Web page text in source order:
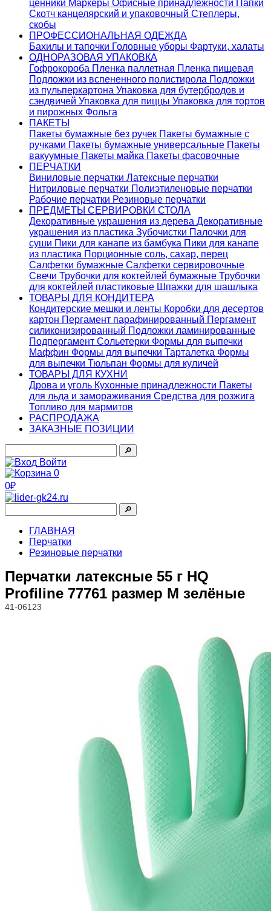
ценники Маркеры Офисные принадлежности Папки
Скотч канцелярский и упаковочный Степлеры,
скобы
ПРОФЕССИОНАЛЬНАЯ ОДЕЖДА
Бахилы и тапочки Головные уборы Фартуки, халаты
ОДНОРАЗОВАЯ УПАКОВКА
Гофрокороба Пленка паллетная Пленка пищевая
Подложки из вспененного полистирола Подложки
из пульперкартона Упаковка для бутербродов и
сэндвичей Упаковка для пиццы Упаковка для тортов
и пирожных Фольга
ПАКЕТЫ
Пакеты бумажные без ручек Пакеты бумажные с
ручками Пакеты бумажные универсальные Пакеты
вакуумные Пакеты майка Пакеты фасовочные
ПЕРЧАТКИ
Виниловые перчатки Латексные перчатки
Нитриловые перчатки Полиэтиленовые перчатки
Рабочие перчатки Резиновые перчатки
ПРЕДМЕТЫ СЕРВИРОВКИ СТОЛА
Декоративные украшения из дерева Декоративные
украшения из пластика Зубочистки Палочки для
суши Пики для канапе из бамбука Пики для канапе
из пластика Порционные соль, сахар, перец
Салфетки бумажные Салфетки сервировочные
Свечи Трубочки для коктейлей бумажные Трубочки
для коктейлей пластиковые Шпажки для шашлыка
ТОВАРЫ ДЛЯ КОНДИТЕРА
Кондитерские мешки и ленты Коробки для десертов
картон Пергамент парафинированный Пергамент
силиконизированный Подложки ламинированные
Подпергамент Сольетерки Формы для выпечки
Маффин Формы для выпечки Тарталетка Формы
для выпечки Тюльпан Формы для куличей
ТОВАРЫ ДЛЯ КУХНИ
Дрова и уголь Кухонные принадлежности Пакеты
для льда и замораживания Средства для розжига
Топливо для мармитов
РАСПРОДАЖА
ЗАКАЗНЫЕ ПОЗИЦИИ
🔎︎
Войти
0
0₽
🔎︎
ГЛАВНАЯ
Перчатки
Резиновые перчатки
Перчатки латексные 55 г HQ
Profiline 77761 размер M зелёные
41-06123